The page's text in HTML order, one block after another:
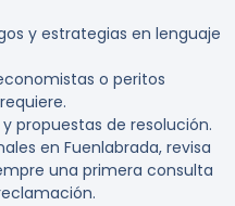
y estrategias en lenguaje
o peritos
propuestas de resolución.
en Fuenlabrada, revisa
una primera consulta